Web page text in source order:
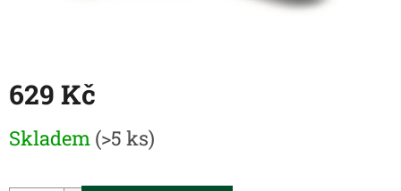
629 Kč
cena:
Skladem (>5 ks)